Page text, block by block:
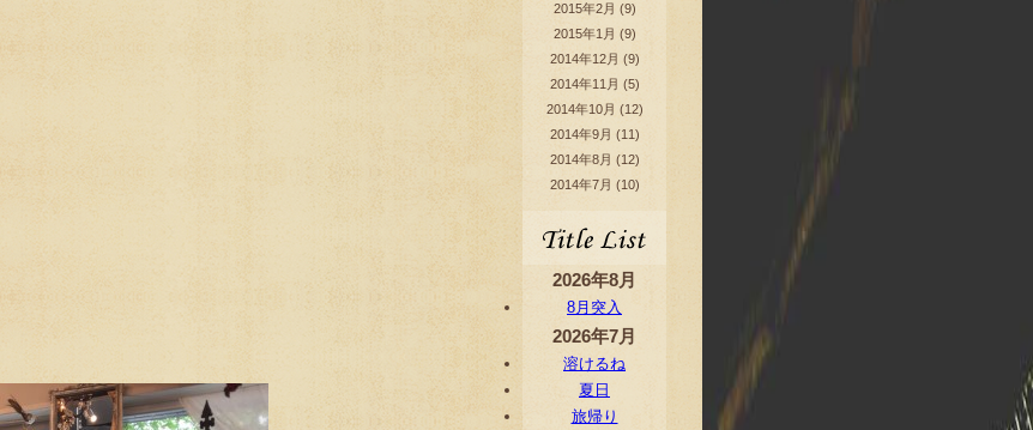
2015年2月 (9)
2015年1月 (9)
2014年12月 (9)
2014年11月 (5)
2014年10月 (12)
2014年9月 (11)
2014年8月 (12)
2014年7月 (10)
2026年8月
8月突入
2026年7月
溶けるね
夏日
旅帰り